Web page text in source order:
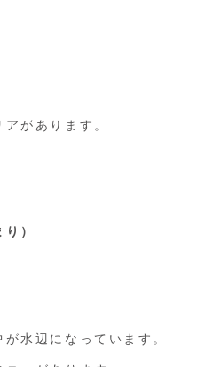
があります。
）
水辺になっています。